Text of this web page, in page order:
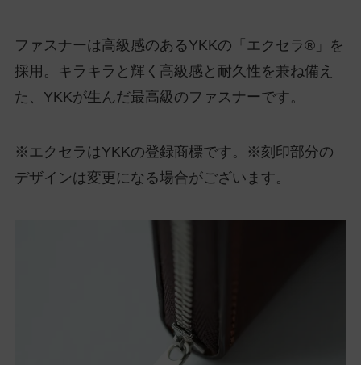
ファスナーは高級感のあるYKKの「エクセラ®」を
採用。キラキラと輝く高級感と耐久性を兼ね備え
た、YKKが生んだ最高級のファスナーです。
※エクセラはYKKの登録商標です。※刻印部分の
デザインは変更になる場合がございます。